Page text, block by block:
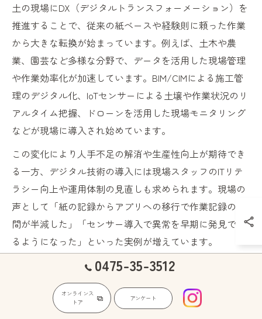
土の現場にDX（デジタルトランスフォーメーション）を
推進することで、従来の紙ベースや経験則に頼った作業
から大きな転換が始まっています。例えば、土木や農
業、園芸など多様な分野で、データを活用した現場管理
や作業効率化が加速しています。BIM/CIMによる施工管
理のデジタル化、IoTセンサーによる土壌や作業状況のリ
アルタイム把握、ドローンを活用した現場モニタリング
などが現場に導入され始めています。
この変化により人手不足の解消や生産性向上が期待でき
る一方、デジタル技術の導入には現場スタッフのITリテ
ラシー向上や運用体制の見直しも求められます。現場の
声として「紙の記録からアプリへの移行で作業記録の手
間が半減した」「センサー導入で異常を早期に発見でき
るようになった」といった実例が増えています。
土を軸にしたDX推進が現場を変える理
0475-35-3512
オンラインス
トア
アンケート